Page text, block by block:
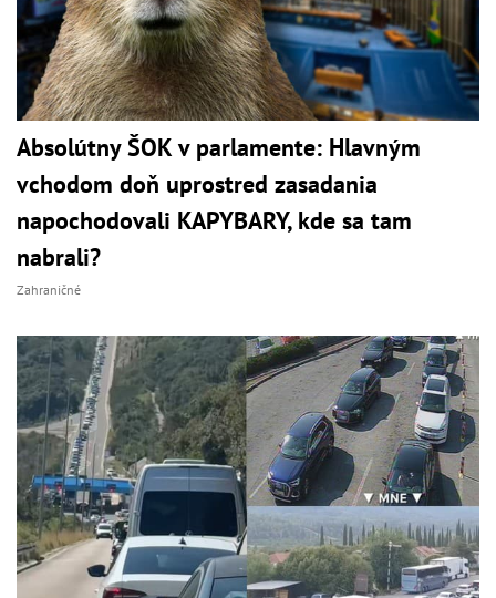
Absolútny ŠOK v parlamente: Hlavným
vchodom doň uprostred zasadania
napochodovali KAPYBARY, kde sa tam
nabrali?
Zahraničné